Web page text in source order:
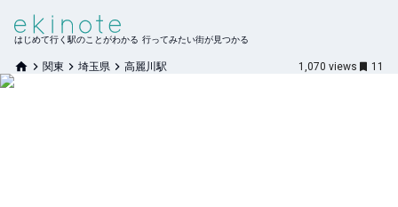
はじめて行く駅のことがわかる 行ってみたい街が見つかる
関東 埼玉県 高麗川駅 1,070 views 11